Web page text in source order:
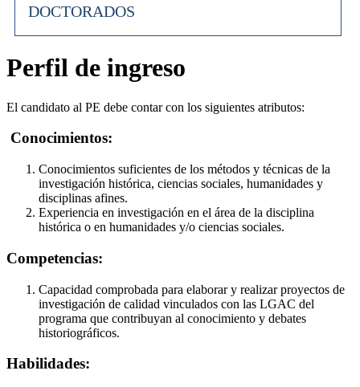
DOCTORADOS
Perfil de ingreso
El candidato al PE debe contar con los siguientes atributos:
Conocimientos:
Conocimientos suficientes de los métodos y técnicas de la
investigación histórica, ciencias sociales, humanidades y
disciplinas afines.
Experiencia en investigación en el área de la disciplina
histórica o en humanidades y/o ciencias sociales.
Competencias:
Capacidad comprobada para elaborar y realizar proyectos de
investigación de calidad vinculados con las LGAC del
programa que contribuyan al conocimiento y debates
historiográficos.
Habilidades: